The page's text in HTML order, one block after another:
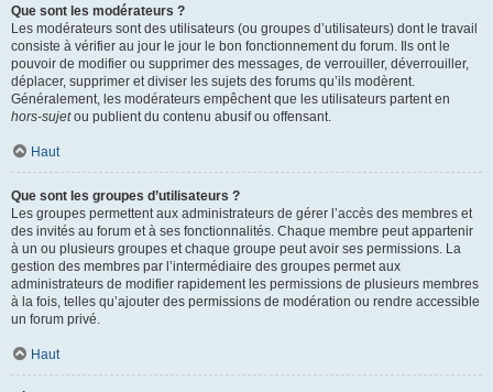
Que sont les modérateurs ?
Les modérateurs sont des utilisateurs (ou groupes d’utilisateurs) dont le travail
consiste à vérifier au jour le jour le bon fonctionnement du forum. Ils ont le
pouvoir de modifier ou supprimer des messages, de verrouiller, déverrouiller,
déplacer, supprimer et diviser les sujets des forums qu’ils modèrent.
Généralement, les modérateurs empêchent que les utilisateurs partent en
hors-sujetou publient du contenu abusif ou offensant.
Haut
Que sont les groupes d’utilisateurs ?
Les groupes permettent aux administrateurs de gérer l’accès des membres et
des invités au forum et à ses fonctionnalités. Chaque membre peut appartenir
à un ou plusieurs groupes et chaque groupe peut avoir ses permissions. La
gestion des membres par l’intermédiaire des groupes permet aux
administrateurs de modifier rapidement les permissions de plusieurs membres
à la fois, telles qu’ajouter des permissions de modération ou rendre accessible
un forum privé.
Haut